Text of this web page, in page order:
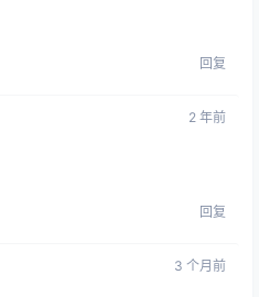
回复
2 年前
回复
3 个月前